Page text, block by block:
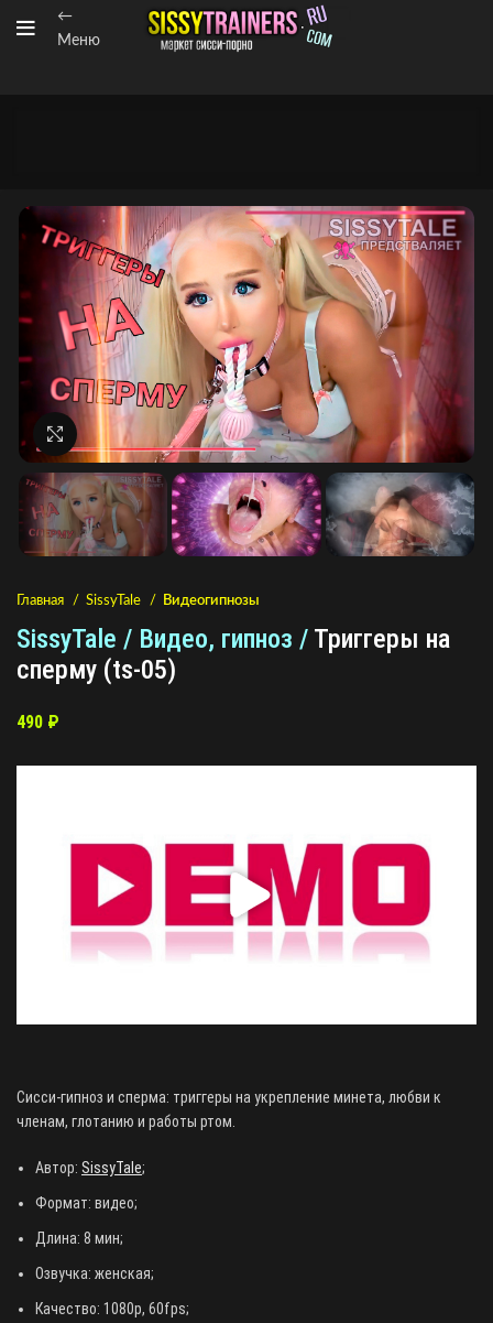
←
Меню
Нажмите, чтобы увеличить
Главная SissyTale Видеогипнозы
SissyTale / Видео, гипноз / Триггеры на
сперму (ts-05)
490 ₽
Сисси-гипноз и сперма: триггеры на укрепление минета, любви к
членам, глотанию и работы ртом.
Автор: SissyTale;
Формат: видео;
Длина: 8 мин;
Озвучка: женская;
Качество: 1080p, 60fps;